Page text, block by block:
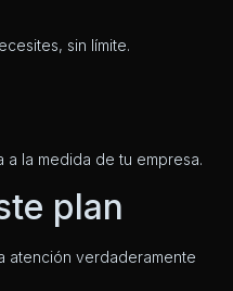
sin límite.
la medida de tu empresa.
plan
atención verdaderamente